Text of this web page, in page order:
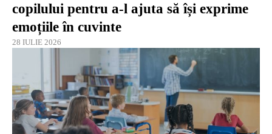
copilului pentru a-l ajuta să își exprime
emoțiile în cuvinte
28 IULIE 2026